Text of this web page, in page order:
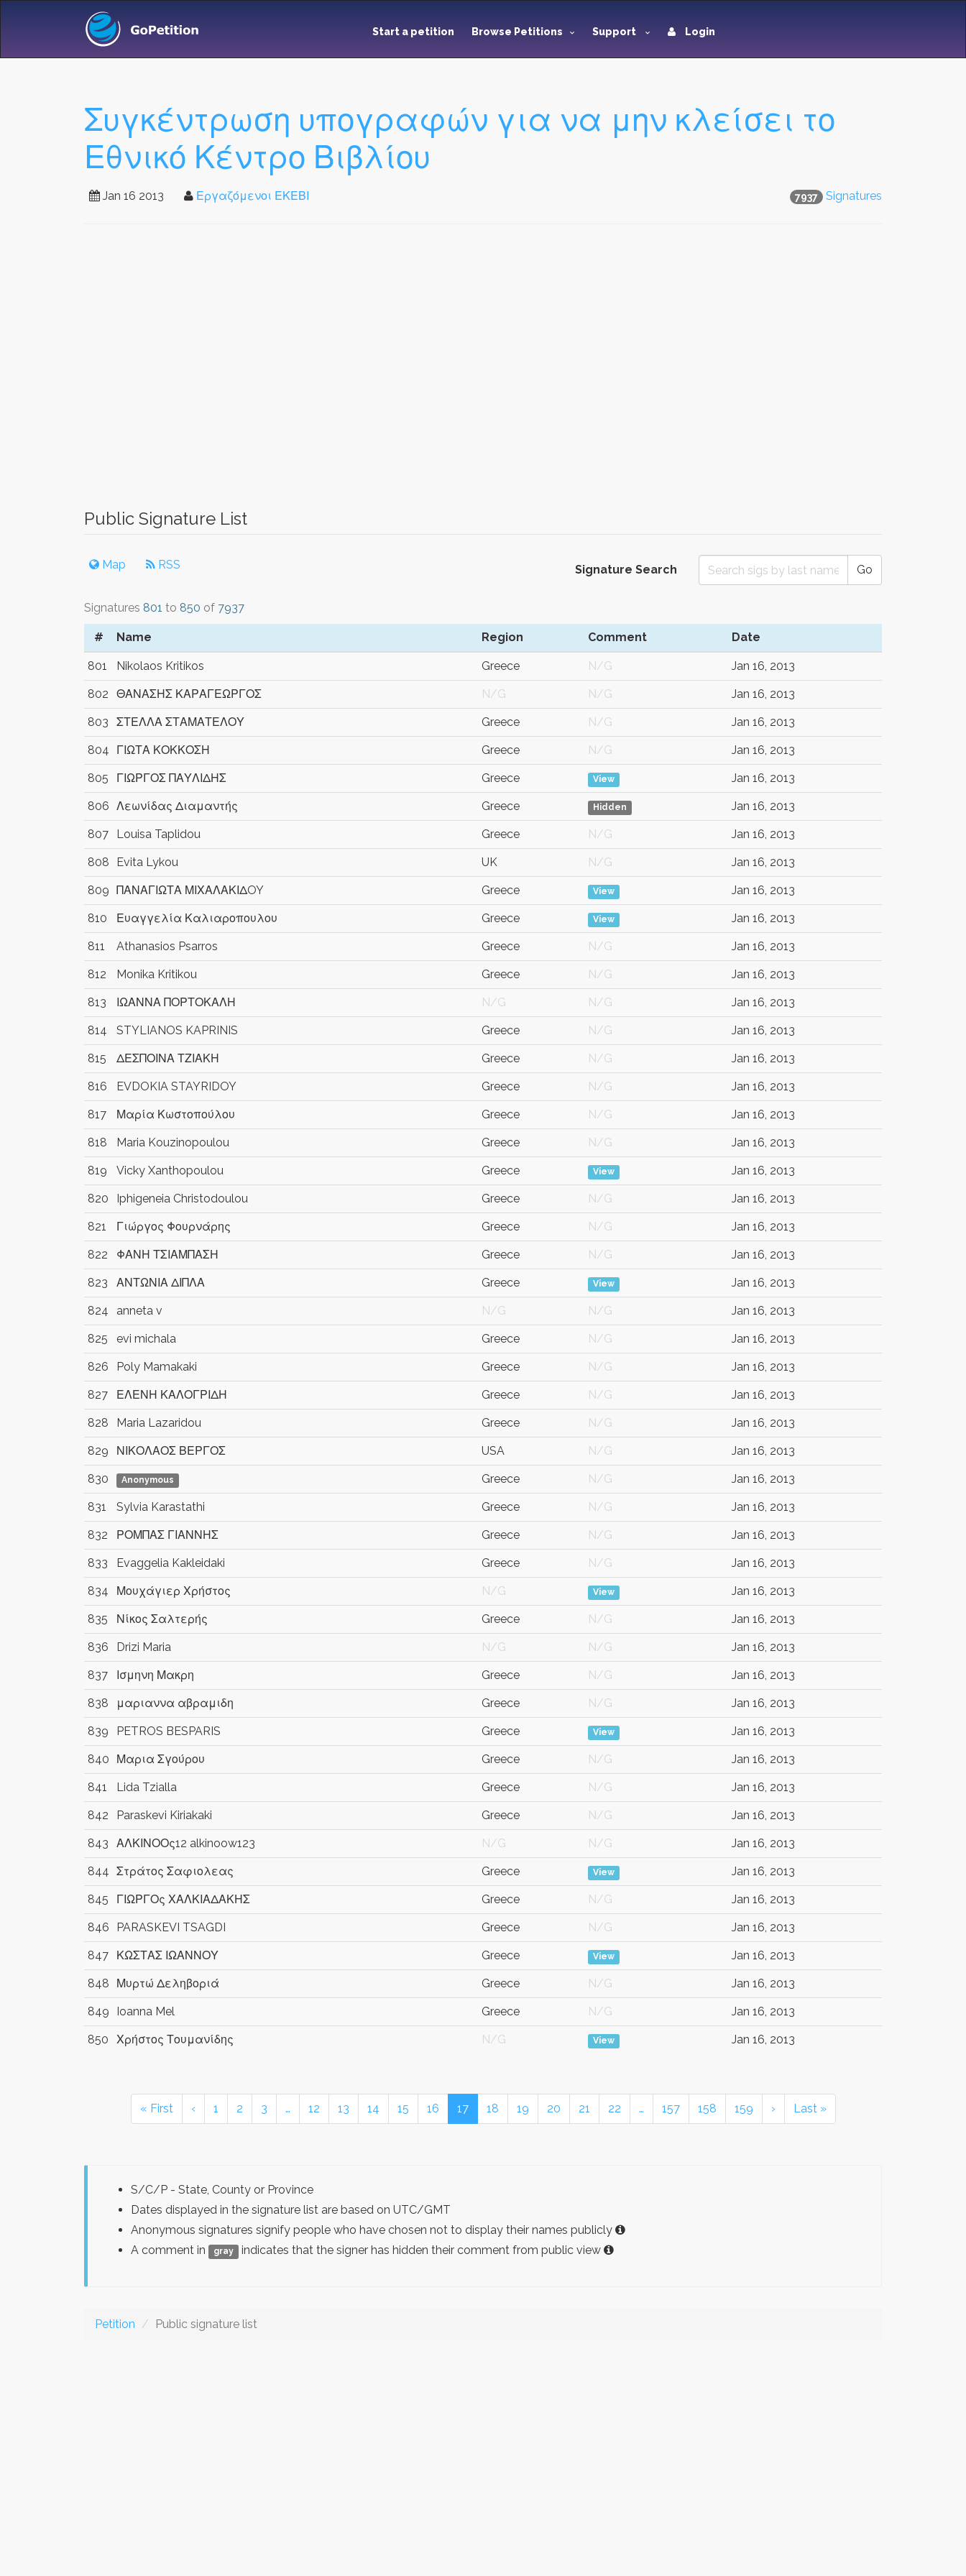
Start a petition Browse Petitions Support Login
Συγκέντρωση υπογραφών για να μην κλείσει το
Εθνικό Κέντρο Βιβλίου
7937 Signatures
Jan 16 2013 Εργαζόμενοι ΕΚΕΒΙ
Public Signature List
Map RSS Signature Search Go
Signatures 801 to 850 of 7937
# Name Region Comment Date
801 Nikolaos Kritikos Greece N/G Jan 16, 2013
802 ΘΑΝΑΣΗΣ ΚΑΡΑΓΕΩΡΓΟΣ N/G N/G Jan 16, 2013
803 ΣΤΕΛΛΑ ΣΤΑΜΑΤΕΛΟΥ Greece N/G Jan 16, 2013
804 ΓΙΩΤΑ ΚΟΚΚΟΣΗ Greece N/G Jan 16, 2013
805 ΓΙΩΡΓΟΣ ΠΑΥΛΙΔΗΣ Greece View Jan 16, 2013
806 Λεωνίδας Διαμαντής Greece Hidden Jan 16, 2013
807 Louisa Taplidou Greece N/G Jan 16, 2013
808 Evita Lykou UK N/G Jan 16, 2013
809 ΠΑΝΑΓΙΩΤΑ ΜΙΧΑΛΑΚΙΔOY Greece View Jan 16, 2013
810 Ευαγγελία Καλιαροπουλου Greece View Jan 16, 2013
811 Athanasios Psarros Greece N/G Jan 16, 2013
812 Monika Kritikou Greece N/G Jan 16, 2013
813 ΙΩΑΝΝΑ ΠΟΡΤΟΚΑΛΗ N/G N/G Jan 16, 2013
814 STYLIANOS KAPRINIS Greece N/G Jan 16, 2013
815 ΔΕΣΠΟΙΝΑ ΤΖΙΑΚΗ Greece N/G Jan 16, 2013
816 EVDOKIA STAYRIDOY Greece N/G Jan 16, 2013
817 Μαρία Κωστοπούλου Greece N/G Jan 16, 2013
818 Maria Kouzinopoulou Greece N/G Jan 16, 2013
819 Vicky Xanthopoulou Greece View Jan 16, 2013
820 Iphigeneia Christodoulou Greece N/G Jan 16, 2013
821 Γιώργος Φουρνάρης Greece N/G Jan 16, 2013
822 ΦΑΝΗ ΤΣΙΑΜΠΑΣΗ Greece N/G Jan 16, 2013
823 ΑΝΤΩΝΙΑ ΔΙΠΛΑ Greece View Jan 16, 2013
824 anneta v N/G N/G Jan 16, 2013
825 evi michala Greece N/G Jan 16, 2013
826 Poly Mamakaki Greece N/G Jan 16, 2013
827 ΕΛΕΝΗ ΚΑΛΟΓΡΙΔΗ Greece N/G Jan 16, 2013
828 Maria Lazaridou Greece N/G Jan 16, 2013
829 ΝΙΚΟΛΑΟΣ ΒΕΡΓΟΣ USA N/G Jan 16, 2013
830 Anonymous Greece N/G Jan 16, 2013
831 Sylvia Karastathi Greece N/G Jan 16, 2013
832 ΡΟΜΠΑΣ ΓΙΑΝΝΗΣ Greece N/G Jan 16, 2013
833 Evaggelia Kakleidaki Greece N/G Jan 16, 2013
834 Μουχάγιερ Χρήστος N/G View Jan 16, 2013
835 Νίκος Σαλτερής Greece N/G Jan 16, 2013
836 Drizi Maria N/G N/G Jan 16, 2013
837 Ισμηνη Μακρη Greece N/G Jan 16, 2013
838 μαριαννα αβραμιδη Greece N/G Jan 16, 2013
839 PETROS BESPARIS Greece View Jan 16, 2013
840 Μαρια Σγούρου Greece N/G Jan 16, 2013
841 Lida Tzialla Greece N/G Jan 16, 2013
842 Paraskevi Kiriakaki Greece N/G Jan 16, 2013
843 ΑΛΚΙΝΟΟς12 alkinoow123 N/G N/G Jan 16, 2013
844 Στράτος Σαφιολεας Greece View Jan 16, 2013
845 ΓΙΩΡΓΟς ΧΑΛΚΙΑΔΑΚΗΣ Greece N/G Jan 16, 2013
846 PARASKEVI TSAGDI Greece N/G Jan 16, 2013
847 ΚΩΣΤΑΣ ΙΩΑΝΝΟΥ Greece View Jan 16, 2013
848 Μυρτώ Δεληβοριά Greece N/G Jan 16, 2013
849 Ioanna Mel Greece N/G Jan 16, 2013
850 Χρήστος Τουμανίδης N/G View Jan 16, 2013
« First ‹ 1 2 3 … 12 13 14 15 16 17 18 19 20 21 22 … 157 158 159 › Last »
S/C/P - State, County or Province
Dates displayed in the signature list are based on UTC/GMT
Anonymous signatures signify people who have chosen not to display their names publicly
A comment in
gray indicates that the signer has hidden their comment from public view
Petition Public signature list